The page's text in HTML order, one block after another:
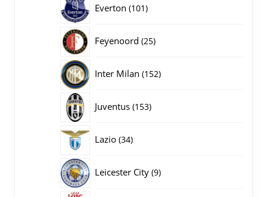
Everton 101101
Feyenoord 2525
Inter Milan 152152
Juventus 153153
Lazio 3434
Leicester City 99